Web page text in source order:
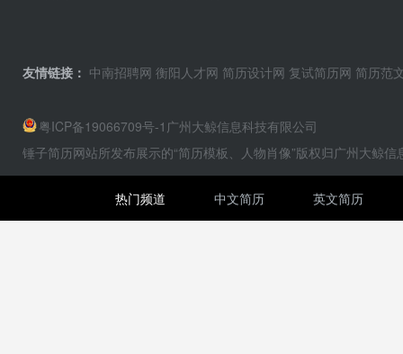
友情链接： 中南招聘网 衡阳人才网 简历设计网 复试简历网 简历范
粤ICP备19066709号-1 广州大鲸信息科技有限公司
锤子简历网站所发布展示的“简历模板、人物肖像”版权归广州大鲸
热门频道 中文简历 英文简历